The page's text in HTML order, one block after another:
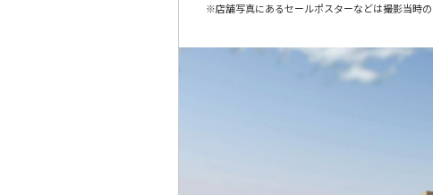
店舗写真にあるセールポスターなどは撮影当時